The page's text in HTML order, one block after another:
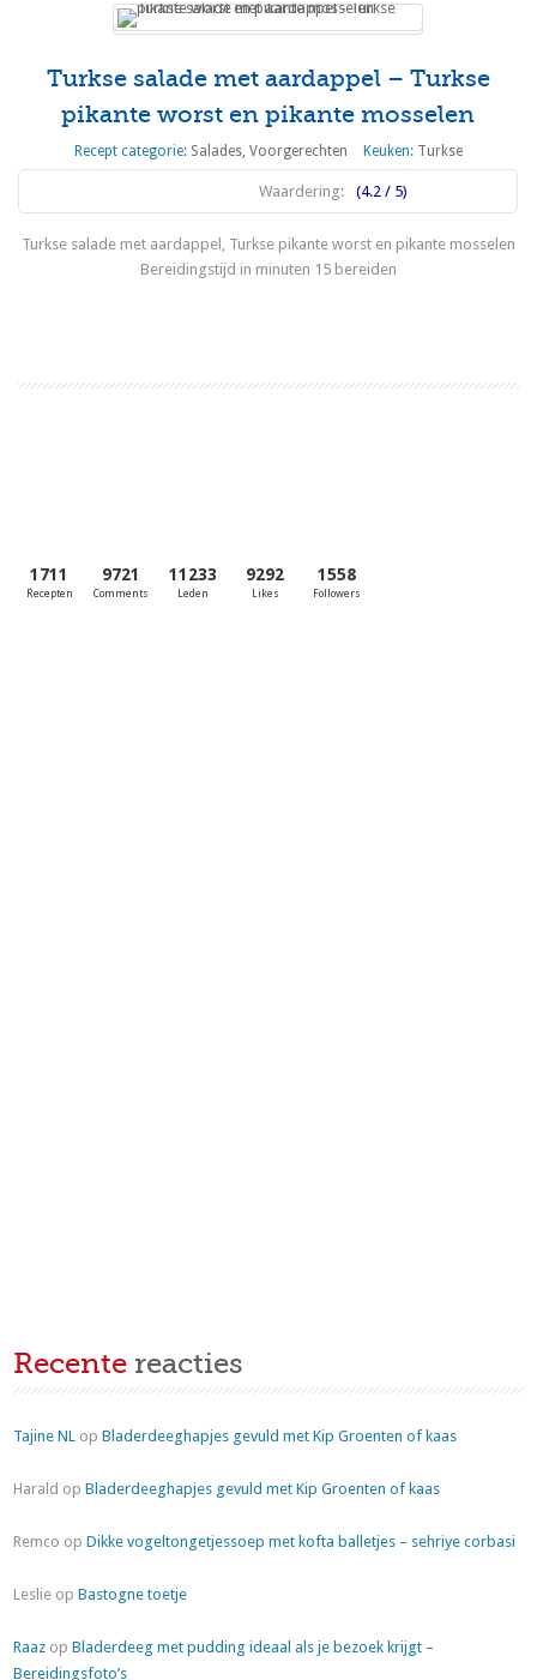
Turkse salade met aardappel – Turkse
pikante worst en pikante mosselen
Recept categorie: Salades, Voorgerechten Keuken: Turkse
Waardering: (4.2 / 5)
Turkse salade met aardappel, Turkse pikante worst en pikante mosselen
Bereidingstijd in minuten 15 bereiden
1711
Recepten
9721
Comments
11233
Leden
9292
Likes
1558
Followers
Recente reacties
Tajine NL opBladerdeeghapjes gevuld met Kip Groenten of kaas
Harald opBladerdeeghapjes gevuld met Kip Groenten of kaas
Remco opDikke vogeltongetjessoep met kofta balletjes – sehriye corbasi
Leslie opBastogne toetje
Raaz opBladerdeeg met pudding ideaal als je bezoek krijgt –
Bereidingsfoto’s